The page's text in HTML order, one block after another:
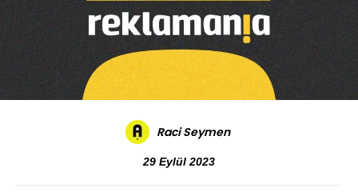
Raci Seymen
29 Eylül 2023